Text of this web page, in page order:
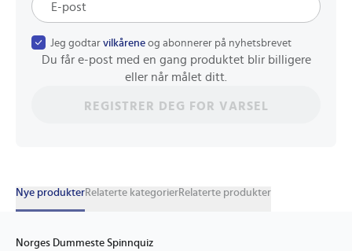
Jeg godtar vilkårene og abonnerer på nyhetsbrevet
Du får e-post med en gang produktet blir billigere
eller når målet ditt.
REGISTRER DEG FOR VARSEL
Nye produkterRelaterte kategorierRelaterte produkter
Norges Dummeste Spinnquiz